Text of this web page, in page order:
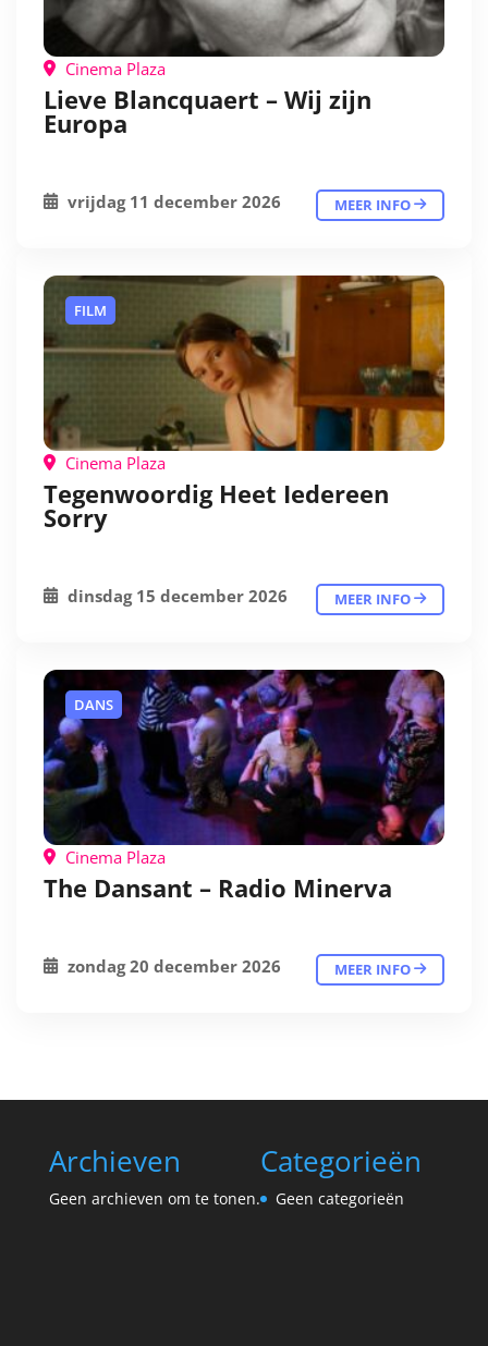
Cinema Plaza
Lieve Blancquaert – Wij zijn
Europa
vrijdag 11 december 2026 MEER INFO
FILM
Cinema Plaza
Tegenwoordig Heet Iedereen
Sorry
dinsdag 15 december 2026 MEER INFO
DANS
Cinema Plaza
The Dansant – Radio Minerva
zondag 20 december 2026 MEER INFO
Archieven
Geen archieven om te tonen.
Categorieën
Geen categorieën